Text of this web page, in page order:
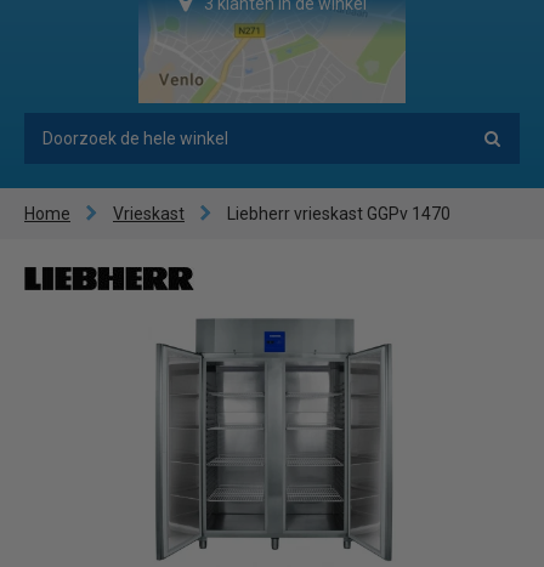
Home Vrieskast Liebherr vrieskast GGPv 1470